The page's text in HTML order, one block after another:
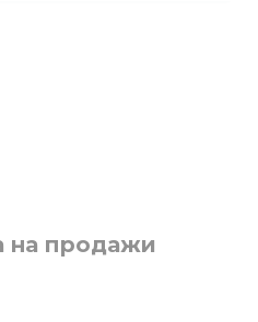
на продажи